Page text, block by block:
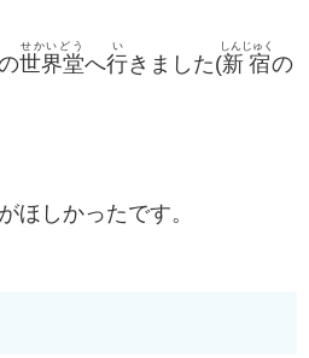
世界堂
せかいどう
へ行
い
きました(新宿
しんじゅく
の
がほしかったです。